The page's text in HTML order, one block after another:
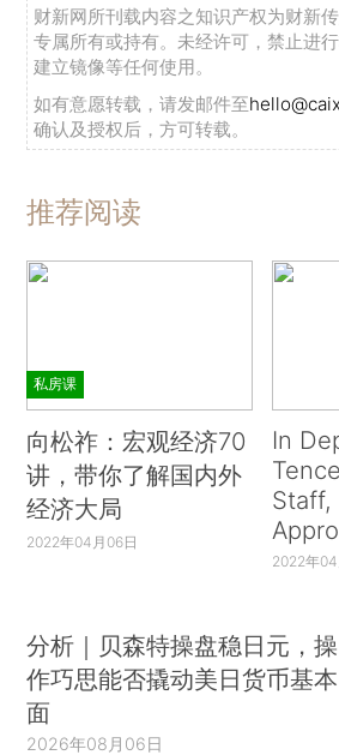
财新网所刊载内容之知识产权为财新
专属所有或持有。未经许可，禁止进
建立镜像等任何使用。
如有意愿转载，请发邮件至
确认及授权后，方可转载。
推荐阅读
私房课
向松祚：宏观经济70
讲，带你了解国内外
经济大局
2022年04月06日
In
Staff,
2022年04
分析｜贝森特操盘稳日元，操
作巧思能否撬动美日货币基本
面
2026年08月06日